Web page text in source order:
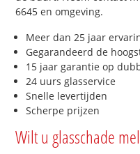
6645 en omgeving.
Meer dan 25 jaar
Gegarandeerd de
15 jaar garantie op
24 uurs glasservice
Snelle levertijden
Scherpe prijzen
Wilt u glasschade